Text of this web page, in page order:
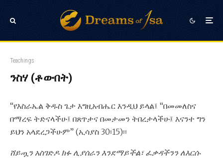
Teachings
ንስሃ (ቶውበት)
“የእስራኤል ቅዱስ ጌታ እግዚአብሔር እንዲህ ይላል፤ “በመመለስና
በማረፍ ትድናላችሁ፤ በጸጥታና በመታመን ትበረታላችሁ፤ እናንተ ግን
ይህን አላደረጋችሁም” (ኢሳያስ 30፡15)፡፡
ሸይጧን አስገድዶ ክፉ ሊያሰራን እንደማይችል፣ ፈቃዳችንን ለእርሱ